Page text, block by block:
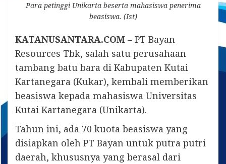
Para petinggi Unikarta beserta mahasiswa penerima
beasiswa. (Ist)
KATANUSANTARA.COM – PT Bayan
Resources Tbk, salah satu perusahaan
tambang batu bara di Kabupaten Kutai
Kartanegara (Kukar), kembali memberikan
beasiswa kepada mahasiswa Universitas
Kutai Kartanegara (Unikarta).
Tahun ini, ada 70 kuota beasiswa yang
disiapkan oleh PT Bayan untuk putra putri
daerah, khususnya yang berasal dari